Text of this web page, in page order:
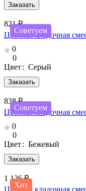
Заказать
Советуем
821 ₽
Цветная кладочная
0
0
Заказать
Цвет: Серый
Советуем
838 ₽
Цветная кладочная
0
0
Заказать
Цвет: Бежевый
Хит
1 126 ₽
Цветная кладочная